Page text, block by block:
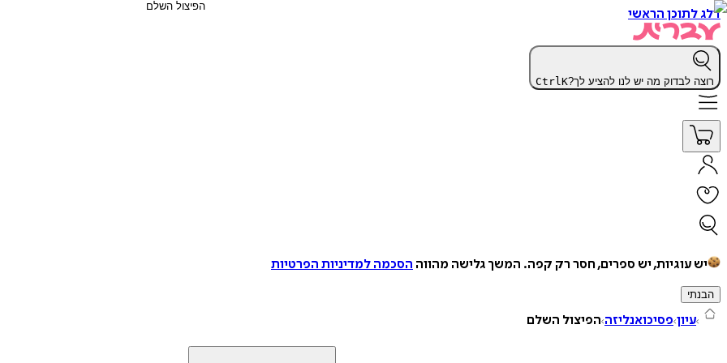
דלג לתוכן הראשי
רוצה לבדוק מה יש לנו להציע לך? CtrlK
יש עוגיות, יש ספרים, חסר רק קפה. המשך גלישה מהווה הסכמה למדיניות הפרטיות
הבנתי
עיון פסיכואנליזה הפיצול השלם